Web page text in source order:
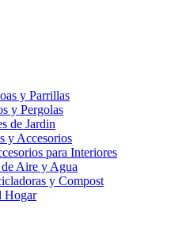
y Parrillas
y Pergolas
de Jardin
y Accesorios
para Interiores
Aire y Agua
y Compost
Hogar